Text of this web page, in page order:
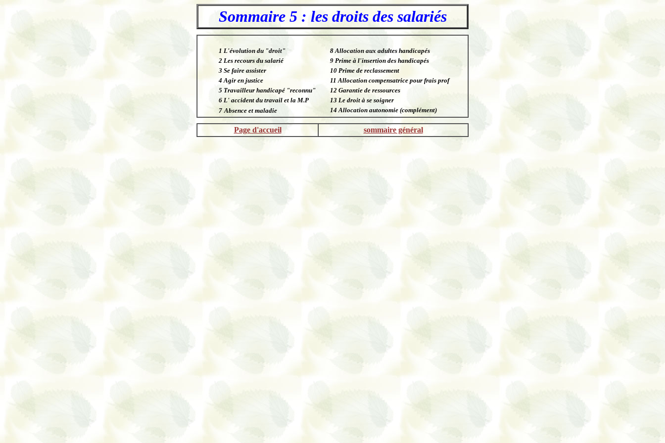
Sommaire 5 : les droits des salariés
1 L'évolution du "droit"
8 Allocation aux adultes handicapés
2 Les recours du salarié
9 Prime à l'insertion des handicapés
3 Se faire assister
10 Prime de reclassement
4Agir en justice
11 Allocation compensatrice pour frais prof
5 Travailleur handicapé "reconnu"
12 Garantie de ressources
6 L' accident du travail et la M.P 13 Le droit à se soigner
7 Absence et maladie 14 Allocation autonomie (complément)
Page d'accueil sommaire général